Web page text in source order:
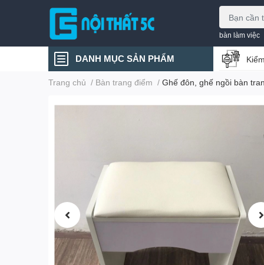
bàn làm việc
DANH MỤC SẢN PHẨM
Trang chủ / Bàn trang điểm / Ghế đôn, ghế ngồi bàn